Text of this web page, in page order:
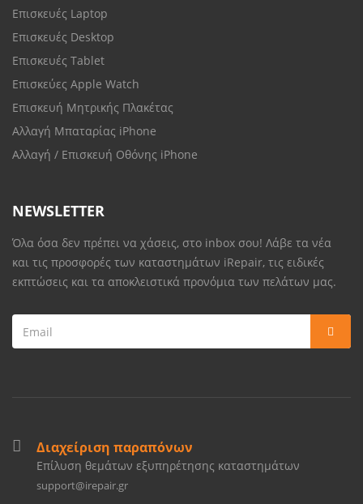
Επισκευές Laptop
Επισκευές Desktop
Επισκευές Tablet
Επισκεύες Apple Watch
Επισκευή Μητρικής Πλακέτας
Αλλαγή Μπαταρίας iPhone
Αλλαγή / Επισκευή Οθόνης iPhone
NEWSLETTER
Όλα όσα δεν πρέπει να χάσεις, στο inbox σου! Λάβε τα νέα
και τις προσφορές των καταστημάτων iRepair, τις ειδικές
εκπτώσεις και τα αποκλειστικά προνόμια των πελάτων μας.
Διαχείριση παραπόνων
Επίλυση θεμάτων εξυπηρέτησης καταστημάτων
support@irepair.gr